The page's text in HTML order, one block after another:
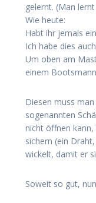
gelernt. (Man
Wie heute:
Habt ihr jemals
Ich habe dies
Um oben am
einem
Diesen muss
sogenannten
nicht öffnen
sichern (ein
wickelt, damit er
Soweit so gut,